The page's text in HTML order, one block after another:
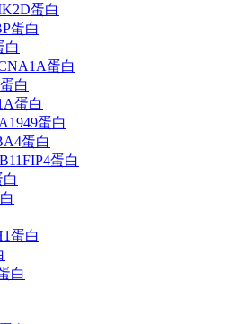
蛋白
蛋白
白
蛋白
白
蛋白
蛋白
蛋白
蛋白
白
蛋白
白